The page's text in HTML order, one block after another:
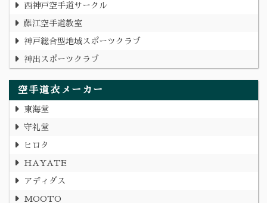
西神戸空手道サークル
藤江空手道教室
神戸総合型地域スポーツクラブ
神出スポーツクラブ
空手道衣メーカー
東海堂
守礼堂
ヒロタ
HAYATE
アディダス
MOOTO